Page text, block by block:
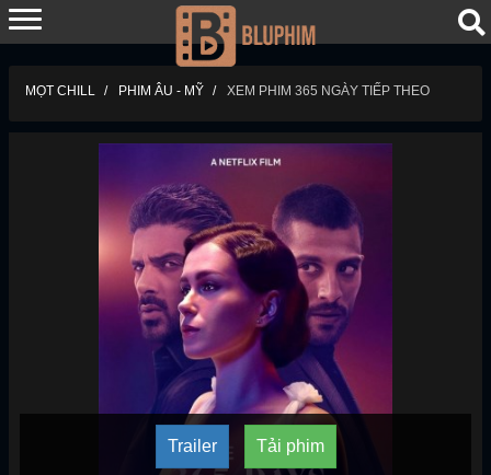
MỌT CHILL PHIM ÂU - MỸ XEM PHIM 365 NGÀY TIẾP THEO
Trailer Tải phim